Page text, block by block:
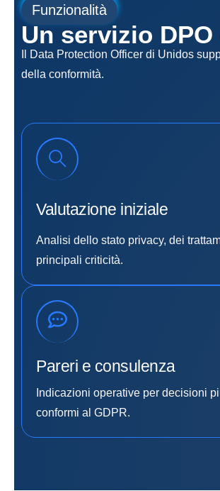
Funzionalità
Un servizio
Il Data Protection Officer di Unidos
della conformità.
Valutazione iniziale
Analisi dello stato privacy, dei
principali criticità.
Pareri e consulenza
Indicazioni operative per decisioni
conformi al GDPR.